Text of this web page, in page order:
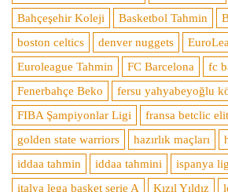
Bahçeşehir Koleji
Basketbol Tahmin
boston celtics
denver nuggets
Euroleague Tahmin
FC Barcelona
fc
Fenerbahçe Beko
fersu yahyabeyoğlu
FIBA Şampiyonlar Ligi
fransa betclic
golden state warriors
hazırlık maçları
iddaa tahmin
iddaa tahmini
ispanya
italya lega basket serie A
Kızıl Yıldız